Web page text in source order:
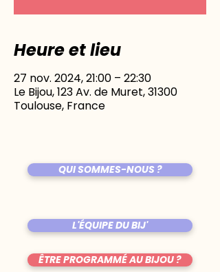
Heure et lieu
27 nov. 2024, 21:00 – 22:30
Le Bijou, 123 Av. de Muret, 31300
Toulouse, France
QUI SOMMES-NOUS ?
L'ÉQUIPE DU BIJ'
ÊTRE PROGRAMMÉ AU BIJOU ?